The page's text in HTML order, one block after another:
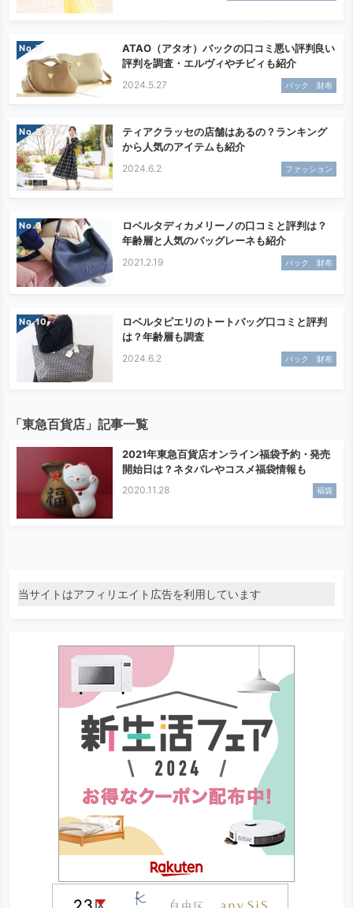
No.
ATAO（アタオ）バックの口コミ悪い評判良い
評判を調査・エルヴィやチビィも紹介
2024.5.27 バック 財布
No.
ティアクラッセの店舗はあるの？ランキング
から人気のアイテムも紹介
2024.6.2 ファッション
No.
ロベルタディカメリーノの口コミと評判は？
年齢層と人気のバッグレーネも紹介
2021.2.19 バック 財布
No.
ロベルタピエリのトートバッグ口コミと評判
は？年齢層も調査
2024.6.2 バック 財布
「東急百貨店」記事一覧
2021年東急百貨店オンライン福袋予約・発売
開始日は？ネタバレやコスメ福袋情報も
2020.11.28 福袋
当サイトはアフィリエイト広告を利用しています